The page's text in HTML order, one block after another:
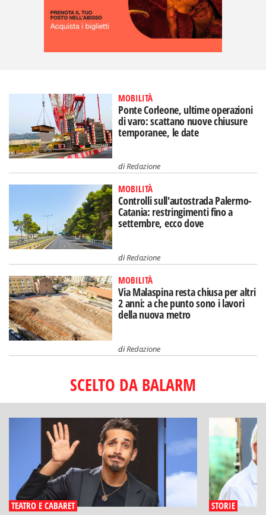
MOBILITÀ
Ponte Corleone, ultime operazioni
di varo: scattano nuove chiusure
temporanee, le date
diRedazione
MOBILITÀ
Controlli sull'autostrada Palermo-
Catania: restringimenti fino a
settembre, ecco dove
diRedazione
MOBILITÀ
Via Malaspina resta chiusa per altri
2 anni: a che punto sono i lavori
della nuova metro
diRedazione
SCELTO DA BALARM
TEATRO E CABARET STORIE